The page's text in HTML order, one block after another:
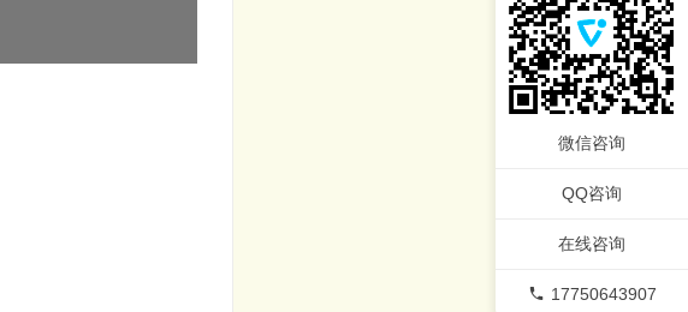
微信咨询
QQ咨询
在线咨询
17750643907